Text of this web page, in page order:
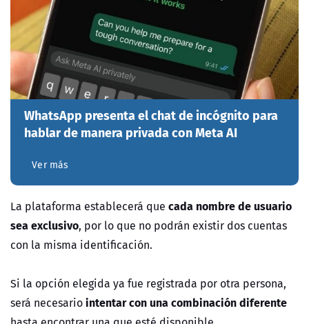
WhatsApp presenta el chat de incógnito para
hablar de manera privada con Meta AI
Ver más
La plataforma establecerá que cada nombre de usuario
sea exclusivo, por lo que no podrán existir dos cuentas
con la misma identificación.
Si la opción elegida ya fue registrada por otra persona,
será necesariointentar con una combinación diferente